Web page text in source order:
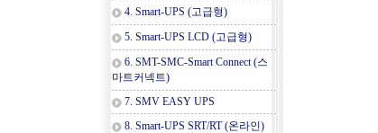
4. Smart-UPS (고급형)
5. Smart-UPS LCD (고급형)
6. SMT-SMC-Smart Connect (스
마트커넥트)
7. SMV EASY UPS
8. Smart-UPS SRT/RT (온라인)